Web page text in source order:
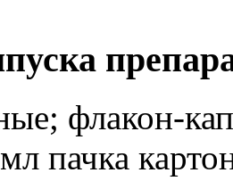
флакон-
пачка